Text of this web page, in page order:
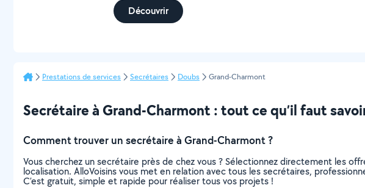
Découvrir
Prestations de services Secrétaires Doubs Grand-Charmont
Secrétaire à Grand-Charmont : tout ce qu’il faut
Comment trouver un secrétaire à Grand-Charmont ?
Vous cherchez un secrétaire près de chez vous ? Sélectionnez directement les
localisation. AlloVoisins vous met en relation avec tous les secrétaires,
C’est gratuit, simple et rapide pour réaliser tous vos projets !